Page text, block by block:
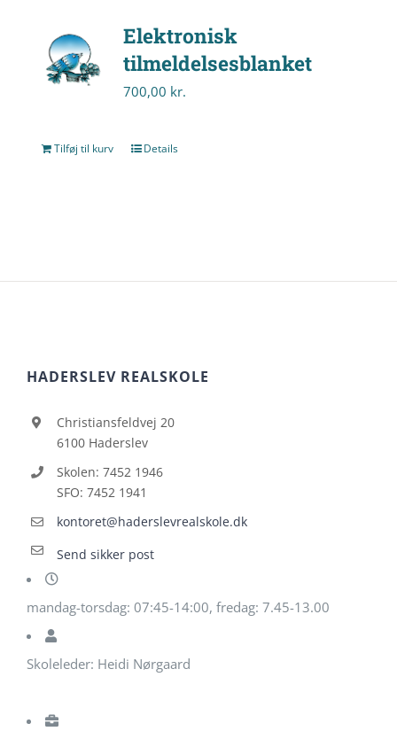
Elektronisk
tilmeldelsesblanket
700,00 kr.
Tilføj til kurv Details
HADERSLEV REALSKOLE
Christiansfeldvej 20
6100 Haderslev
Skolen: 7452 1946
SFO: 7452 1941
kontoret@haderslevrealskole.dk
Send sikker post
mandag-torsdag: 07:45-14:00, fredag: 7.45-13.00
Skoleleder: Heidi Nørgaard